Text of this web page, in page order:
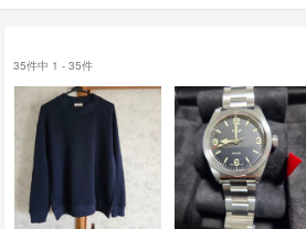
35件中 1 - 35件